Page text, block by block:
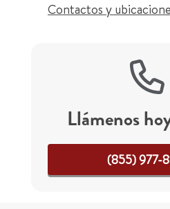
Contactos y
Llámenos
(855) 977-